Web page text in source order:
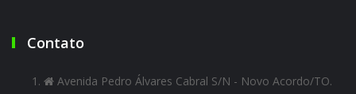
Contato
Avenida Pedro Álvares Cabral S/N - Novo Acordo/TO.